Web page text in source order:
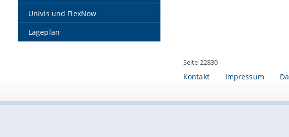
Univis und FlexNow
Lageplan
Seite 22830
Kontakt Impressum